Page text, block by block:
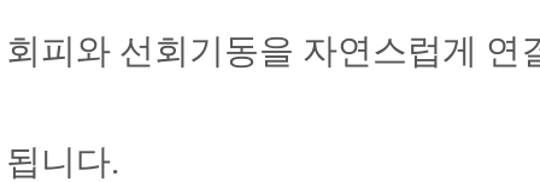
회피와 선회기동을 자연스럽게 연
됩니다.